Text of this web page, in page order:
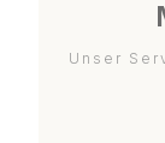
Unser